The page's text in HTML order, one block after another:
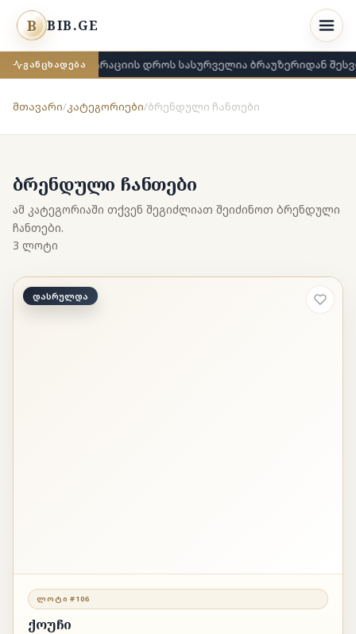
B BIB.GE
ᲒᲐᲜᲪᲮᲐᲓᲔᲑᲐ
რეგისტრაციის დროს სასურველია ბრაუზერიდან
მთავარი/კატეგორიები/ბრენდული ჩანთები
ბრენდული ჩანთები
ამ კატეგორიაში თქვენ შეგიძლიათ შეიძინოთ ბრენდული
ჩანთები.
3 ლოტი
დასრულდა
ᲚᲝᲢᲘ #106
ქოუჩი